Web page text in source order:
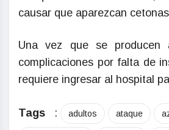
causar que aparezcan
Una vez que se producen
complicaciones por falta de
requiere ingresar al hospital
Tags : adultos ataque